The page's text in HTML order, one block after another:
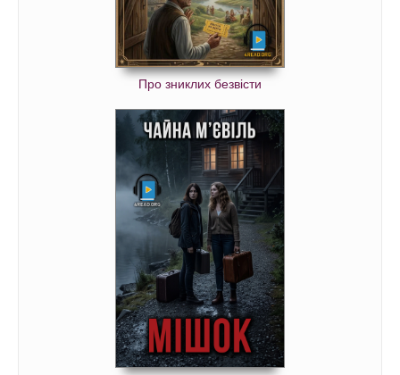
Про зниклих безвісти